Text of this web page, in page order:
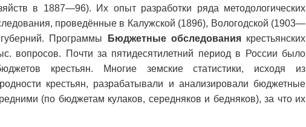
в 1887—96). Их опыт разработки ряда методологических
проведённые в Калужской (1896), Вологодской (1903—
Программы
Бюджетные обследованиякрестьянских
вопросов. Почти за пятидесятилетний период в России было
крестьян. Многие земские статистики, исходя из
крестьян, разрабатывали и анализировали бюджетные
(по бюджетам кулаков, середняков и бедняков), за что их